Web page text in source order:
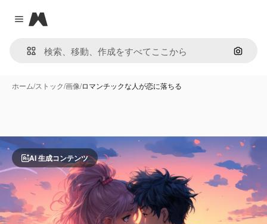
Close menu
Magnific
画像で
ホーム/ストック/画像/ロマンチックな人が恋に落ちる
AI 生成コンテンツ